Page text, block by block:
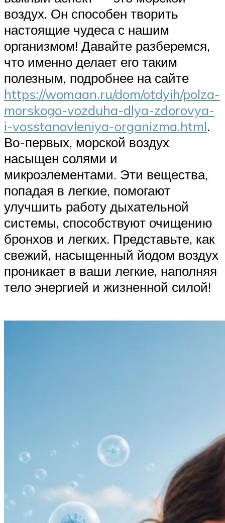
воздух. Он способен творить
настоящие чудеса с нашим
организмом! Давайте разберемся,
что именно делает его таким
полезным, подробнее на сайте
https://womaan.ru/dom/otdyih/polza-
morskogo-vozduha-dlya-zdorovya-
i-vosstanovleniya-organizma.html.
Во-первых, морской воздух
насыщен солями и
микроэлементами. Эти вещества,
попадая в легкие, помогают
улучшить работу дыхательной
системы, способствуют очищению
бронхов и легких. Представьте, как
свежий, насыщенный йодом воздух
проникает в ваши легкие, наполняя
тело энергией и жизненной силой!